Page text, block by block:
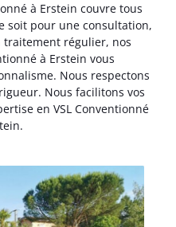
à Erstein couvre tous
soit pour une consultation,
régulier, nos
à Erstein vous
Nous respectons
Nous facilitons vos
en VSL Conventionné